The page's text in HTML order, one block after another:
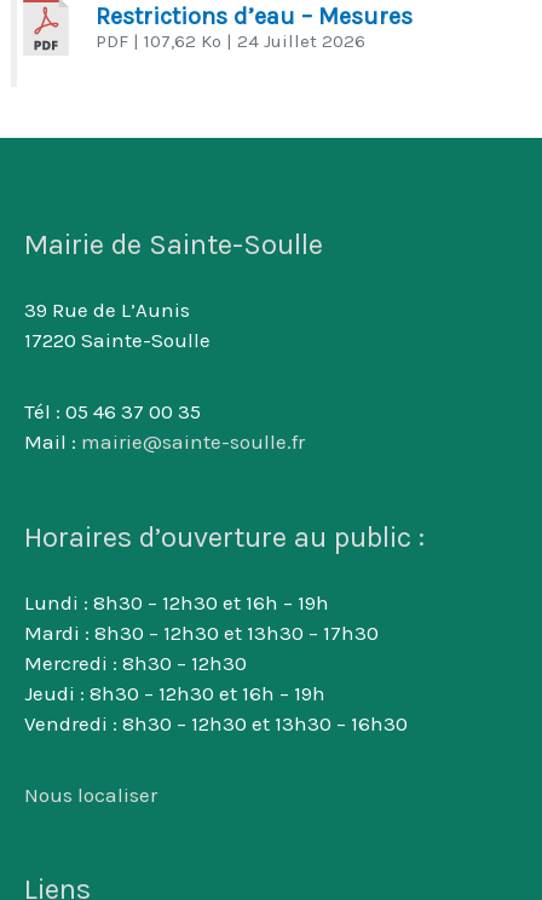
Restrictions d’eau – Mesures
PDF | 107,62 Ko | 24 Juillet 2026
Mairie de Sainte-Soulle
39 Rue de L’Aunis
17220 Sainte-Soulle
Tél : 05 46 37 00 35
Mail : mairie@sainte-soulle.fr
Horaires d’ouverture au public :
Lundi : 8h30 – 12h30 et 16h – 19h
Mardi : 8h30 – 12h30 et 13h30 – 17h30
Mercredi : 8h30 – 12h30
Jeudi : 8h30 – 12h30 et 16h – 19h
Vendredi : 8h30 – 12h30 et 13h30 – 16h30
Nous localiser
Liens